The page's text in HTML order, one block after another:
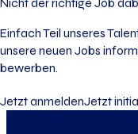
Einfach Teil unseres
unsere neuen Jobs
bewerben.
Jetzt anmeldenJetzt